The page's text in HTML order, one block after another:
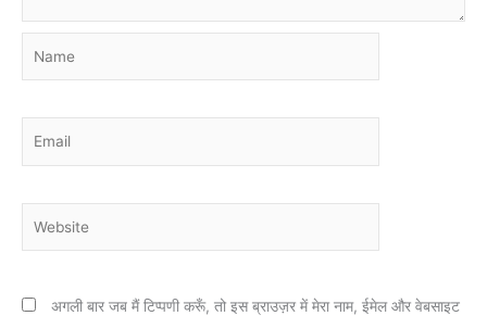
अगली बार जब मैं टिप्पणी करूँ, तो इस ब्राउज़र में मेरा नाम, ईमेल और वेबसाइट